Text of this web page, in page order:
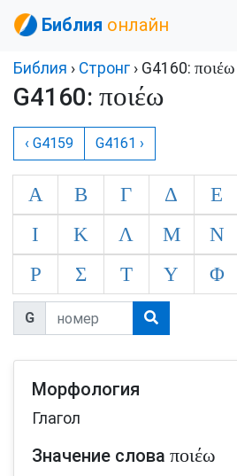
Библия онлайн
Библия › Стронг › G4160: ποιέω
G4160: ποιέω
‹ G4159 G4161 ›
Α Β Γ Δ Ε
Ι
Κ Λ Μ Ν
Ρ
Σ Τ Υ Φ
G
Морфология
Глагол
Значение слова ποιέω